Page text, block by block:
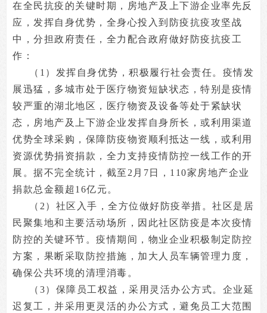
在全民抗疫的关键时期，房地产及上下游企业率先反
应，发挥自身优势，全身心投入到防疫抗疫攻坚战
中，分担政府责任，全力配合政府做好防疫抗疫工
作：
（1）发挥自身优势，积极履行社会责任。疫情发
展迅猛，多城市处于医疗物资短缺状态，特别是疫情
较严重的湖北地区，医疗物资及设备等处于紧缺状
态，房地产及上下游企业发挥自身所长，或利用渠道
优势全球采购，保障防疫物资顺利抵达一线，或利用
资源优势捐资捐款，全力支持疫情防控一线工作的开
展。据不完全统计，截至2月7日，110家房地产企业
捐款总金额超16亿元。
（2）社区入手，全方位做好防疫举措。社区是居
民聚集地和主要活动场所，因此社区防疫是本次疫情
防控的关键环节。疫情期间，物业企业积极制定防控
方案，果断采取防控措施，加大人员车辆管理力度，
确保公共环境的清理消毒。
（3）保障员工权益，采用灵活办公方式。企业延
迟复工，并采用更灵活的办公方式，避免员工大范围